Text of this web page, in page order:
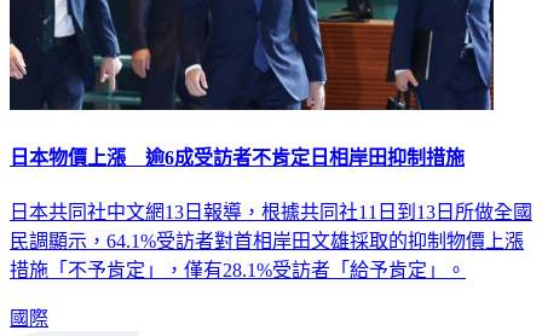
日本物價上漲 逾6成受訪者不肯定日相岸田抑制措施
日本共同社中文網13日報導，根據共同社11日到13日所做全國
民調顯示，64.1%受訪者對首相岸田文雄採取的抑制物價上漲
措施「不予肯定」，僅有28.1%受訪者「給予肯定」。
國際